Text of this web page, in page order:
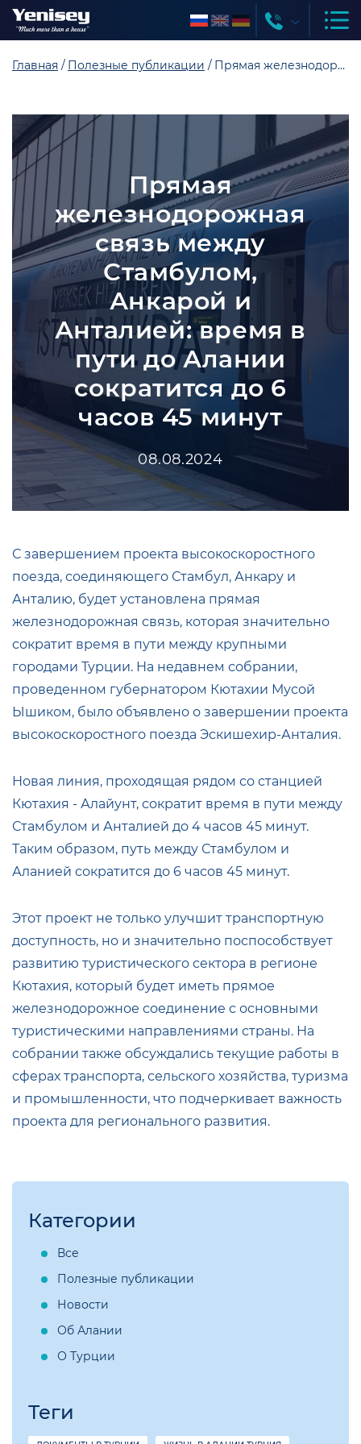
Главная Полезные публикации Прямая железнодорожная связь между Стамбулом, Анкарой и Анталией: время в пути до Алании сократится до 6 часов 45 минут
Прямая
железнодорожная
связь между
Стамбулом,
Анкарой и
Анталией: время в
пути до Алании
сократится до 6
часов 45 минут
08.08.2024
С завершением проекта высокоскоростного
поезда, соединяющего Стамбул, Анкару и
Анталию, будет установлена прямая
железнодорожная связь, которая значительно
сократит время в пути между крупными
городами Турции. На недавнем собрании,
проведенном губернатором Кютахии Мусой
Ышиком, было объявлено о завершении проекта
высокоскоростного поезда Эскишехир-Анталия.
Новая линия, проходящая рядом со станцией
Кютахия - Алайунт, сократит время в пути между
Стамбулом и Анталией до 4 часов 45 минут.
Таким образом, путь между Стамбулом и
Аланией сократится до 6 часов 45 минут.
Этот проект не только улучшит транспортную
доступность, но и значительно поспособствует
развитию туристического сектора в регионе
Кютахия, который будет иметь прямое
железнодорожное соединение с основными
туристическими направлениями страны. На
собрании также обсуждались текущие работы в
сферах транспорта, сельского хозяйства, туризма
и промышленности, что подчеркивает важность
проекта для регионального развития.
Категории
Все
Полезные публикации
Новости
Об Алании
О Турции
Теги